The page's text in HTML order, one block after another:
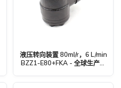
液压转向装置 80ml/r，6 L/min
BZZ1-E80+FKA - 全球生产和